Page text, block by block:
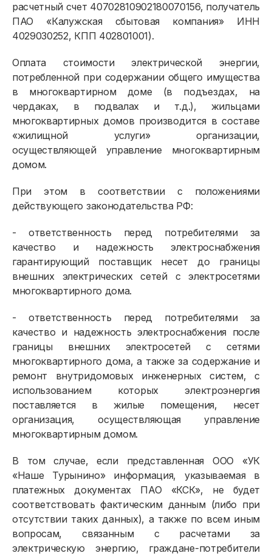
расчетный счет 40702810902180070156, получатель
ПАО «Калужская сбытовая компания» ИНН
4029030252, КПП 402801001).
Оплата стоимости электрической энергии,
потребленной при содержании общего имущества
в многоквартирном доме (в подъездах, на
чердаках, в подвалах и т.д.), жильцами
многоквартирных домов производится в составе
«жилищной услуги» организации,
осуществляющей управление многоквартирным
домом.
При этом в соответствии с положениями
действующего законодательства РФ:
- ответственность перед потребителями за
качество и надежность электроснабжения
гарантирующий поставщик несет до границы
внешних электрических сетей с электросетями
многоквартирного дома.
- ответственность перед потребителями за
качество и надежность электроснабжения после
границы внешних электросетей с сетями
многоквартирного дома, а также за содержание и
ремонт внутридомовых инженерных систем, с
использованием которых электроэнергия
поставляется в жилые помещения, несет
организация, осуществляющая управление
многоквартирным домом.
В том случае, если представленная ООО «УК
«Наше Турынино» информация, указываемая в
платежных документах ПАО «КСК», не будет
соответствовать фактическим данным (либо при
отсутствии таких данных), а также по всем иным
вопросам, связанным с расчетами за
электрическую энергию, граждане-потребители